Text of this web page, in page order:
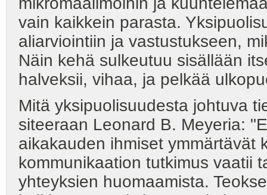
vain kaikkein parasta.
aliarviointiin ja vastustukseen,
Näin kehä sulkeutuu sisällään
halveksii, vihaa, ja pelkää
Mitä yksipuolisuudesta johtuva
siteeraan Leonard B. Meyeria:
aikakauden ihmiset ymmärtävät
kommunikaation tutkimus vaatii
yhteyksien huomaamista.